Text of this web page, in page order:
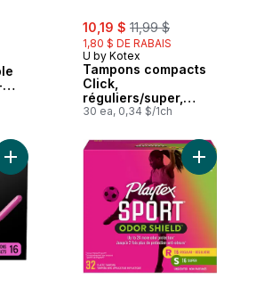
sale:
10,19 $ , formerly:
11,99 $
1,80 $ DE RABAIS
U by Kotex
Tampons compacts
Click,
réguliers/super,
emballage multiple,
tampons
30 ea, 0,34 $/1ch
Ajouter Tampons compacts Click,Ajouter